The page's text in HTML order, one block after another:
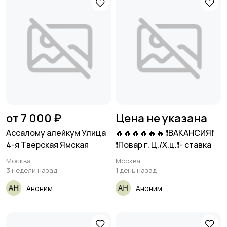
от 7 000 ₽
Ассалому алейкум Улица
4-я Тверская Ямская
Москва
3 недели назад
Аноним
Цена не указана
🔥🔥🔥🔥🔥🔥 ❗ВАКАНСИЯ❗
❗Повар г. Ц./Х.ц.❗- ставка
Москва
1 день назад
Аноним